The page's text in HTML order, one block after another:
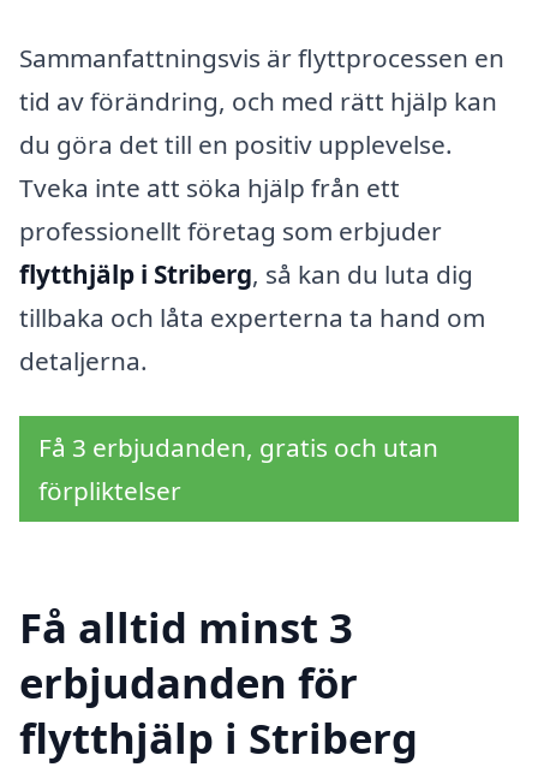
Sammanfattningsvis är flyttprocessen en
tid av förändring, och med rätt hjälp kan
du göra det till en positiv upplevelse.
Tveka inte att söka hjälp från ett
professionellt företag som erbjuder
flytthjälp i Striberg, så kan du luta dig
tillbaka och låta experterna ta hand om
detaljerna.
Få 3 erbjudanden, gratis och utan
förpliktelser
Få alltid minst 3
erbjudanden för
flytthjälp i Striberg